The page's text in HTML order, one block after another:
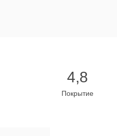
4,8
Покрытие